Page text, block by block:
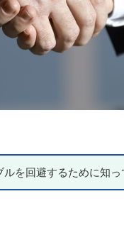
を回避するために知